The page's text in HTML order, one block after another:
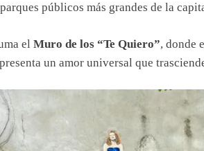
públicos más grandes de la
el Muro de los “Te Quiero”, donde
un amor universal que